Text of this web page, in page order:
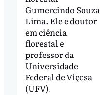
Gumercindo Souza
Lima. Ele é doutor
em ciência
florestal e
professor da
Universidade
Federal de Viçosa
(UFV).